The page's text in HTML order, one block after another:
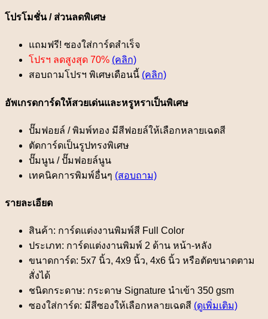
โปรโมชั่น / ส่วนลดพิเศษ
แถมฟรี! ซองใส่การ์ดสำเร็จ
โปรฯ ลดสูงสุด 70% (คลิก)
สอบถามโปรฯ พิเศษเดือนนี้ (คลิก)
อัพเกรดการ์ดให้สวยเด่นและหรูหราเป็นพิเศษ
ปั๊มฟอยล์ / พิมพ์ทอง มีสีฟอยล์ให้เลือกหลายเฉดสี
ตัดการ์ดเป็นรูปทรงพิเศษ
ปั๊มนูน / ปั๊มฟอยล์นูน
เทคนิคการพิมพ์อื่นๆ (สอบถาม)
รายละเอียด
สินค้า: การ์ดแต่งงานพิมพ์สี Full Color
ประเภท: การ์ดแต่งงานพิมพ์ 2 ด้าน หน้า-หลัง
ขนาดการ์ด: 5x7 นิ้ว, 4x9 นิ้ว, 4x6 นิ้ว หรือตัดขนาดตาม
สั่งได้
ชนิดกระดาษ: กระดาษ Signature นำเข้า 350 gsm
ซองใส่การ์ด: มีสีซองให้เลือกหลายเฉดสี (ดูเพิ่มเติม)